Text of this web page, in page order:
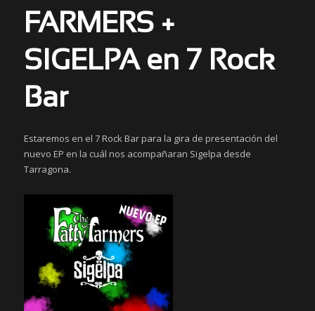
FARMERS +
SIGELPA en 7 Rock
Bar
Estaremos en el 7 Rock Bar para la gira de presentación del
nuevo EP en la cuál nos acompañaran Sigelpa desde
Tarragona.